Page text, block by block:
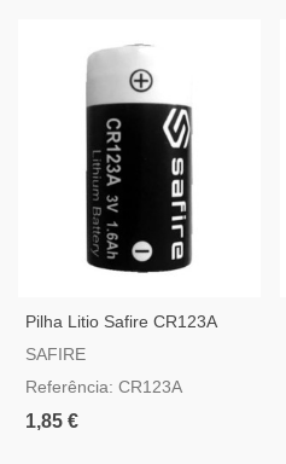
Pilha Litio Safire CR123A
SAFIRE
Referência: CR123A
1,85 €